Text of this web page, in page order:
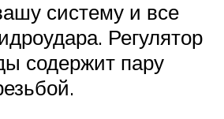
систему и все
Регулятор
содержит пару